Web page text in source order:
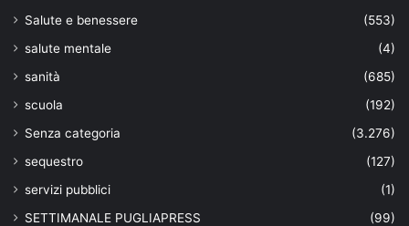
Salute e benessere
(553)
salute mentale
(4)
sanità
(685)
scuola
(192)
Senza categoria
(3.276)
sequestro
(127)
servizi pubblici
(1)
SETTIMANALE PUGLIAPRESS
(99)